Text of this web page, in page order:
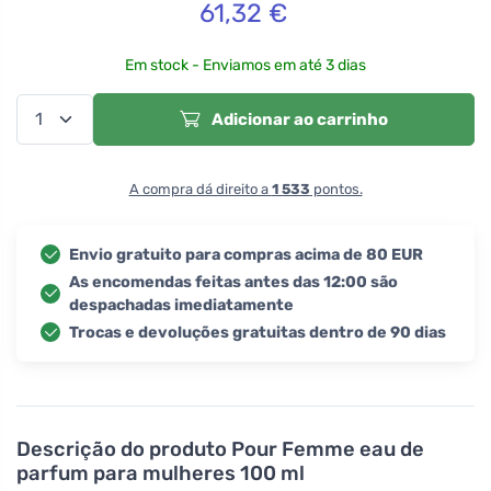
Descrição do produto Pour Femme eau de
parfum para mulheres 100 ml
61,32 €
Em stock - Enviamos em até 3 dias
Adicionar ao carrinho
A compra dá direito a 1 533 pontos.
Envio gratuito para compras acima de 80 EUR
As encomendas feitas antes das 12:00 são
despachadas imediatamente
Trocas e devoluções gratuitas dentro de 90 dias